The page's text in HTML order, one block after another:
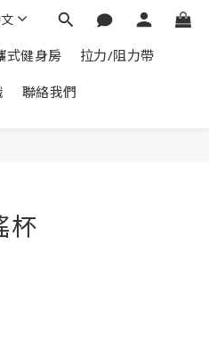
式健身房 拉力/阻力帶
聯絡我們
杯